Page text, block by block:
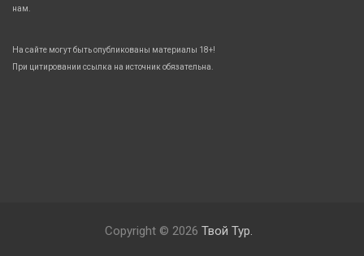
нам.
На сайте могут быть опубликованы материалы 18+!
При цитировании ссылка на источник обязательна.
Copyright © 2026 Твой Тур.